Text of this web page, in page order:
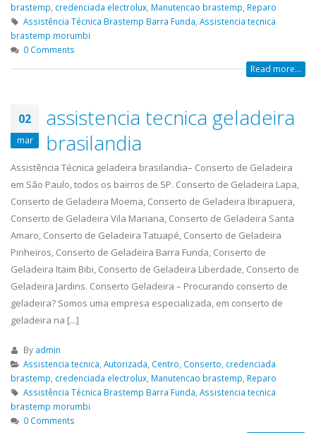
brastemp, credenciada electrolux, Manutencao brastemp, Reparo
Assistência Técnica Brastemp Barra Funda, Assistencia tecnica
brastemp morumbi
0 Comments
Read more...
02
mar
assistencia tecnica geladeira
brasilandia
Assistência Técnica geladeira brasilandia– Conserto de Geladeira
em São Paulo, todos os bairros de SP. Conserto de Geladeira Lapa,
Conserto de Geladeira Moema, Conserto de Geladeira Ibirapuera,
Conserto de Geladeira Vila Mariana, Conserto de Geladeira Santa
Amaro, Conserto de Geladeira Tatuapé, Conserto de Geladeira
Pinheiros, Conserto de Geladeira Barra Funda, Conserto de
Geladeira Itaim Bibi, Conserto de Geladeira Liberdade, Conserto de
Geladeira Jardins. Conserto Geladeira – Procurando conserto de
geladeira? Somos uma empresa especializada, em conserto de
geladeira na [...]
By admin
Assistencia tecnica, Autorizada, Centro, Conserto, credenciada
brastemp, credenciada electrolux, Manutencao brastemp, Reparo
Assistência Técnica Brastemp Barra Funda, Assistencia tecnica
brastemp morumbi
0 Comments